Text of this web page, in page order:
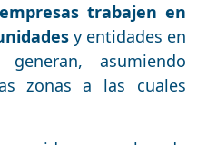
empresas trabajen en
y entidades en
asumiendo
zonas a las cuales